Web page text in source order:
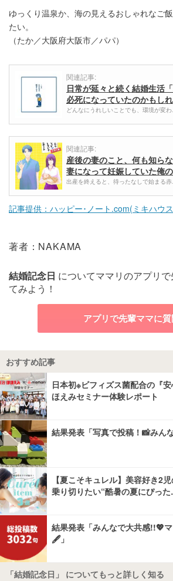
ゆっくり温泉か、海の見えるおしゃれなご
たい。
（たか／大阪府大阪市／パパ）
関連記事:
日常が延々と続く結婚生活
必死になっていたのかもし
どんなにうれしいことでも、環境が変
関連記事:
産後の妻のこと、何も知ら
妻になって妊娠していた俺
出産を終えると、待ったなしで始まる
記事提供：ハッピー･ノート.com(ミキハウ
著者：NAKAMA
結婚記念日 についてママリのアプリ
てみよう！
アプリで先輩ママに
おすすめ記事
日本初※ビフィズス菌配合の『
ほえみセミナー体験レポート
結果発表「写真で投稿！📸みん
【夏こそキュレル】美容好き2
乗り切りたい“酷暑の夏にぴっ
結果発表「みんなで大共感!!💖
🖋️」
「結婚記念日」 についてもっと詳しく知る